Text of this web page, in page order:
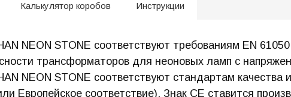
Калькулятор коробов Инструкции
NEON STONE соответствуют требованиям EN
трансформаторов для неоновых ламп с
NEON STONE соответствуют стандартам
Европейское соответствие). Знак CE ставится